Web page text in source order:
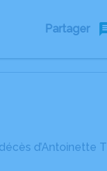
Partager
d’Antoinette